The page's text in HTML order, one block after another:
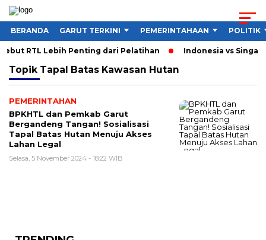
BERANDA GARUT TERKINI PEMERINTAHAAN POLITIK
RTL Lebih Penting dari Pelatihan Indonesia vs
Topik Tapal Batas Kawasan Hutan
PEMERINTAHAN
BPKHTL dan Pemkab Garut
Bergandeng Tangan! Sosialisasi
Tapal Batas Hutan Menuju Akses
Lahan Legal
Selasa, 5 November 2024 - 18:22 WIB